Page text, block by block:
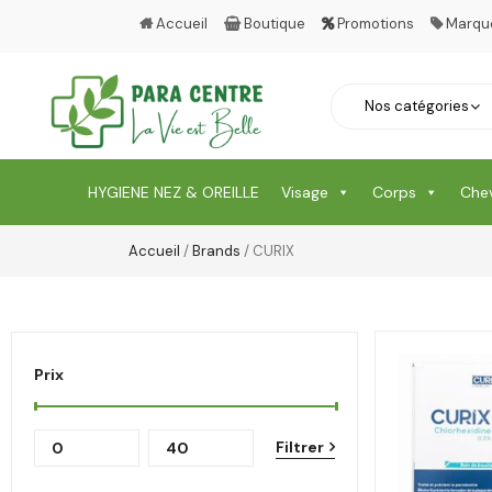
Accueil Boutique Promotions
HYGIENE NEZ & OREILLE Visage Corps
Accueil /Brands / CURIX
Prix
Filtrer